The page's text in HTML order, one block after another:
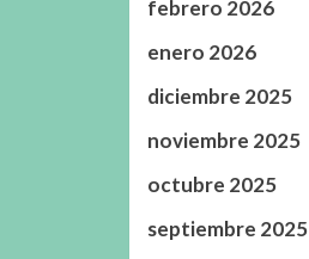
febrero 2026
enero 2026
diciembre 2025
noviembre 2025
octubre 2025
septiembre 2025